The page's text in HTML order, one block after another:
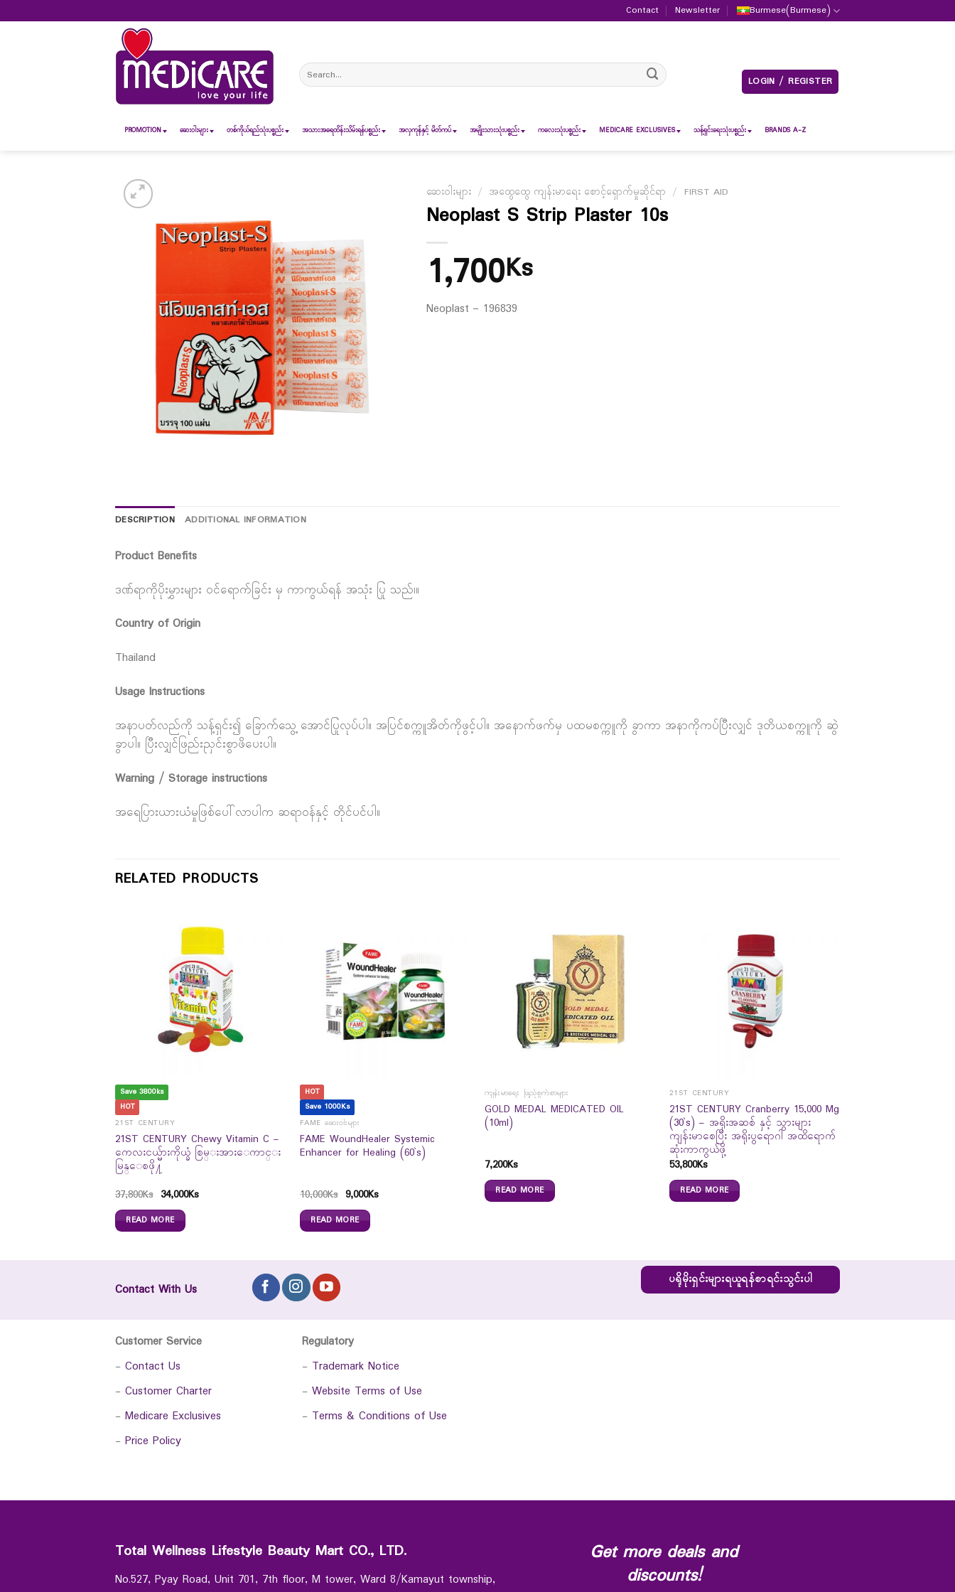
to
Contact Newsletter Burmese(Burmese)
Search
for:
LOGIN / REGISTER
PROMOTION ဆေး၀ါးများ တစ်ကိုယ်ရည်သုံးပစ္စည်း အသားအရေထိန်းသိမ်းရန်ပစ္စည်း အလှကုန်နှင့် မိတ်ကပ် အမျိုးသားသုံးပစ္စည်း ကလေးသုံးပစ္စည်း MEDICARE EXCLUSIVES သန့်ရှင်းရေးသုံးပစ္စည်း BRANDS A-Z
ဆေးဝါးများ / အထွေထွေ ကျန်းမာရေး စောင့်ရှောက်မှုဆိုင်ရာ / FIRST AID
Neoplast S Strip Plaster 10s
1,700Ks
Neoplast – 196839
DESCRIPTION ADDITIONAL INFORMATION
Product Benefits
ဒဏ်ရာကိုပိုးမွှားများ ဝင်ရောက်ခြင်း မှ ကာကွယ်ရန် အသုံး ပြု သည်၊။
Country of Origin
Thailand
Usage Instructions
အနာပတ်လည်ကို သန့်ရှင်း၍ ခြောက်သွေ့ အောင်ပြုလုပ်ပါ။ အပြင်စက္ကူအိတ်ကိုဖွင့်ပါ။ အနောက်ဖက်မှ ပထမစက္ကူကို ခွာကာ အနာကိုကပ်ပြီးလျှင် ဒုတိယစက္ကူကို ဆွဲ
ခွာပါ။ ပြီးလျှင်ဖြည်းညှင်းစွာဖိပေးပါ။
Warning / Storage instructions
အရေပြားယားယံမှုဖြစ်ပေါ်လာပါက ဆရာ၀န်နှင့် တိုင်ပင်ပါ။
RELATED PRODUCTS
Save 3800ks
HOT
21ST CENTURY
21ST CENTURY Chewy Vitamin C –
ကေလးငယ္မ်ားကိုယ္ခံ စြမ္းအားေကာင္း
မြန္ေစဖို႔
37,800Ks 34,000Ks
READ MORE
HOT
Save 1000Ks
FAME ဆေးဝါးများ
FAME WoundHealer Systemic
Enhancer for Healing (60`s)
10,000Ks 9,000Ks
READ MORE
ကျန်းမာရေး ဖြည့်စွက်စာများ
GOLD MEDAL MEDICATED OIL
(10ml)
7,200Ks
READ MORE
21ST CENTURY
21ST CENTURY Cranberry 15,000 Mg
(30`s) – အရိုးအဆစ် နှင့် သွားများ
ကျန်းမာစေပြီး အရိုးပွရောဂါ အထိရောက်
ဆုံးကာကွယ်ဖို့
53,800Ks
READ MORE
Contact With Us
ပရိုမိုးရှင်းများရယူရန်စာရင်းသွင်းပါ
Customer Service
- Contact Us
- Customer Charter
- Medicare Exclusives
- Price Policy
Regulatory
- Trademark Notice
- Website Terms of Use
- Terms & Conditions of Use
Total Wellness Lifestyle Beauty Mart CO., LTD.
No.527, Pyay Road, Unit 701, 7th floor, M tower, Ward 8/Kamayut township,
Get more deals and
discounts!